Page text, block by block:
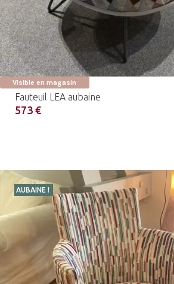
Visible en magasin
Fauteuil LEA aubaine
573 €
AUBAINE !